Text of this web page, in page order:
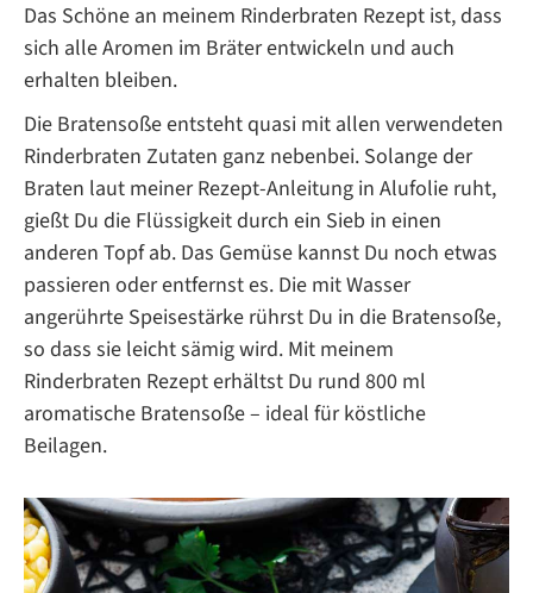
Das Schöne an meinem Rinderbraten Rezept ist, dass
sich alle Aromen im Bräter entwickeln und auch
erhalten bleiben.
Die Bratensoße entsteht quasi mit allen verwendeten
Rinderbraten Zutaten ganz nebenbei. Solange der
Braten laut meiner Rezept-Anleitung in Alufolie ruht,
gießt Du die Flüssigkeit durch ein Sieb in einen
anderen Topf ab. Das Gemüse kannst Du noch etwas
passieren oder entfernst es. Die mit Wasser
angerührte Speisestärke rührst Du in die Bratensoße,
so dass sie leicht sämig wird. Mit meinem
Rinderbraten Rezept erhältst Du rund 800 ml
aromatische Bratensoße – ideal für köstliche
Beilagen.